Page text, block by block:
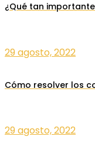
¿Qué tan
29 agosto, 2022
Cómo resolver los
29 agosto, 2022